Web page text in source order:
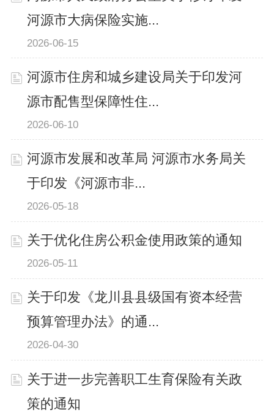
河源市大病保险实施...
2026-06-15
河源市住房和城乡建设局关于印发河
源市配售型保障性住...
2026-06-10
河源市发展和改革局 河源市水务局关
于印发《河源市非...
2026-05-18
关于优化住房公积金使用政策的通知
2026-05-11
关于印发《龙川县县级国有资本经营
预算管理办法》的通...
2026-04-30
关于进一步完善职工生育保险有关政
策的通知